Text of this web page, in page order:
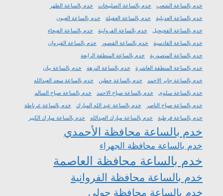
خدم بالساعة الشعب
خدم بالساعة الصليبخات
خدم بالساعة الظهر
خدم بالساعة العديلية
خدم بالساعة العقيلة
خدم بالساعة العيون
خدم بالساعة الفحيحيل
خدم بالساعة الفروانية
خدم بالساعة الفيحاء
خدم بالساعة القادسية
خدم بالساعة القصور
خدم بالساعة القيروان
خدم بالساعة المنصورية
خدم بالساعة المنطقة الرابعة
خدم بالساعة المنطقة العاشرة
خدم بالساعة النزهة
خدم بالساعة بيان
خدم بالساعة جابر الاحمد
خدم بالساعة حطين
خدم بالساعة سعد العبدالله
خدم بالساعة سلوى
خدم بالساعة صباح الاحمد
خدم بالساعة صباح السالم
خدم بالساعة صباح الناصر
خدم بالساعة عبد الله المبارك
خدم بالساعة غرناطة
خدم بالساعة قرطبة
خدم بالساعة مبارك العبدالله خدم بالساعة مبارك الكبير
خدم بالساعة محافظة الأحمدي
خدم بالساعة محافظة الجهراء
خدم بالساعة محافظة العاصمة
خدم بالساعة محافظة الفروانية
خدم بالساعة محافظة حولي